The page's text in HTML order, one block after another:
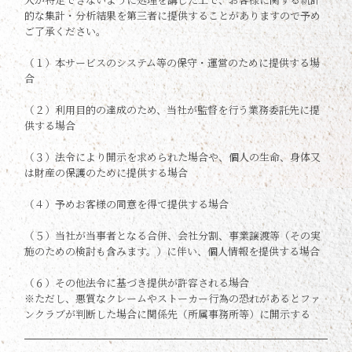
的な集計・分析結果を第三者に提供することがありますので予め
ご了承ください。
（１）本サービスのシステム等の保守・運営のために提供する場
合
（２）利用目的の達成のため、当社が監督を行う業務委託先に提
供する場合
（３）法令により開示を求められた場合や、個人の生命、身体又
は財産の保護のために提供する場合
（４）予めお客様の同意を得て提供する場合
（５）当社が当事者となる合併、会社分割、事業譲渡等（その実
施のための検討も含みます。）に伴い、個人情報を提供する場合
（６）その他法令に基づき提供が許容される場合
※ただし、悪質なクレームやストーカー行為の恐れがあるとファ
ンクラブが判断した場合に関係先（所属事務所等）に開示する